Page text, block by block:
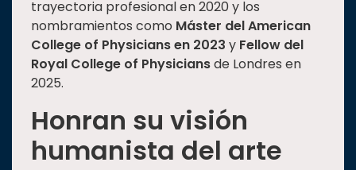
trayectoria profesional en 2020 y los
nombramientos como Máster del American
College of Physicians en 2023 y Fellow del
Royal College of Physiciansde Londres en
2025.
Honran su visión
humanista del arte